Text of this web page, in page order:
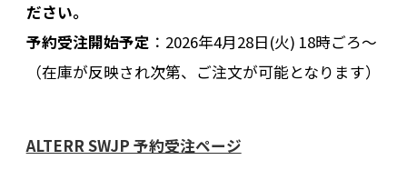
ださい。
予約受注開始予定 ：2026年4月28日(火) 18時ごろ〜
（在庫が反映され次第、ご注文が可能となります）
ALTERR SWJP 予約受注ページ